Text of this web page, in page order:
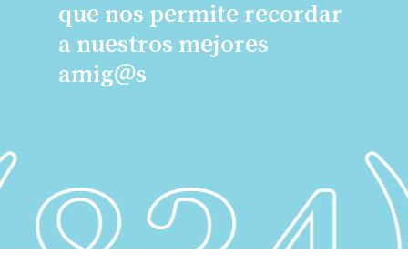
que nos permite recordar
a nuestros mejores
amig@s